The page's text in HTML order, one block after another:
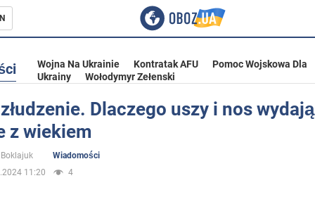
Wojna Na Ukrainie Kontratak AFU
Pomoc Wojskowa Dla
Ukrainy
Wołodymyr Zełenski
Dlaczego uszy i nos
z wiekiem
Wiadomości
11:20
4